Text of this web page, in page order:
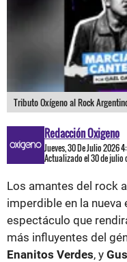
Tributo Oxígeno al Rock
Redacción Oxigeno
Jueves, 30 De Julio 2026
Actualizado el 30 de julio
Los amantes del rock
imperdible en la nueva
espectáculo que
más influyentes del
Enanitos Verdes, y